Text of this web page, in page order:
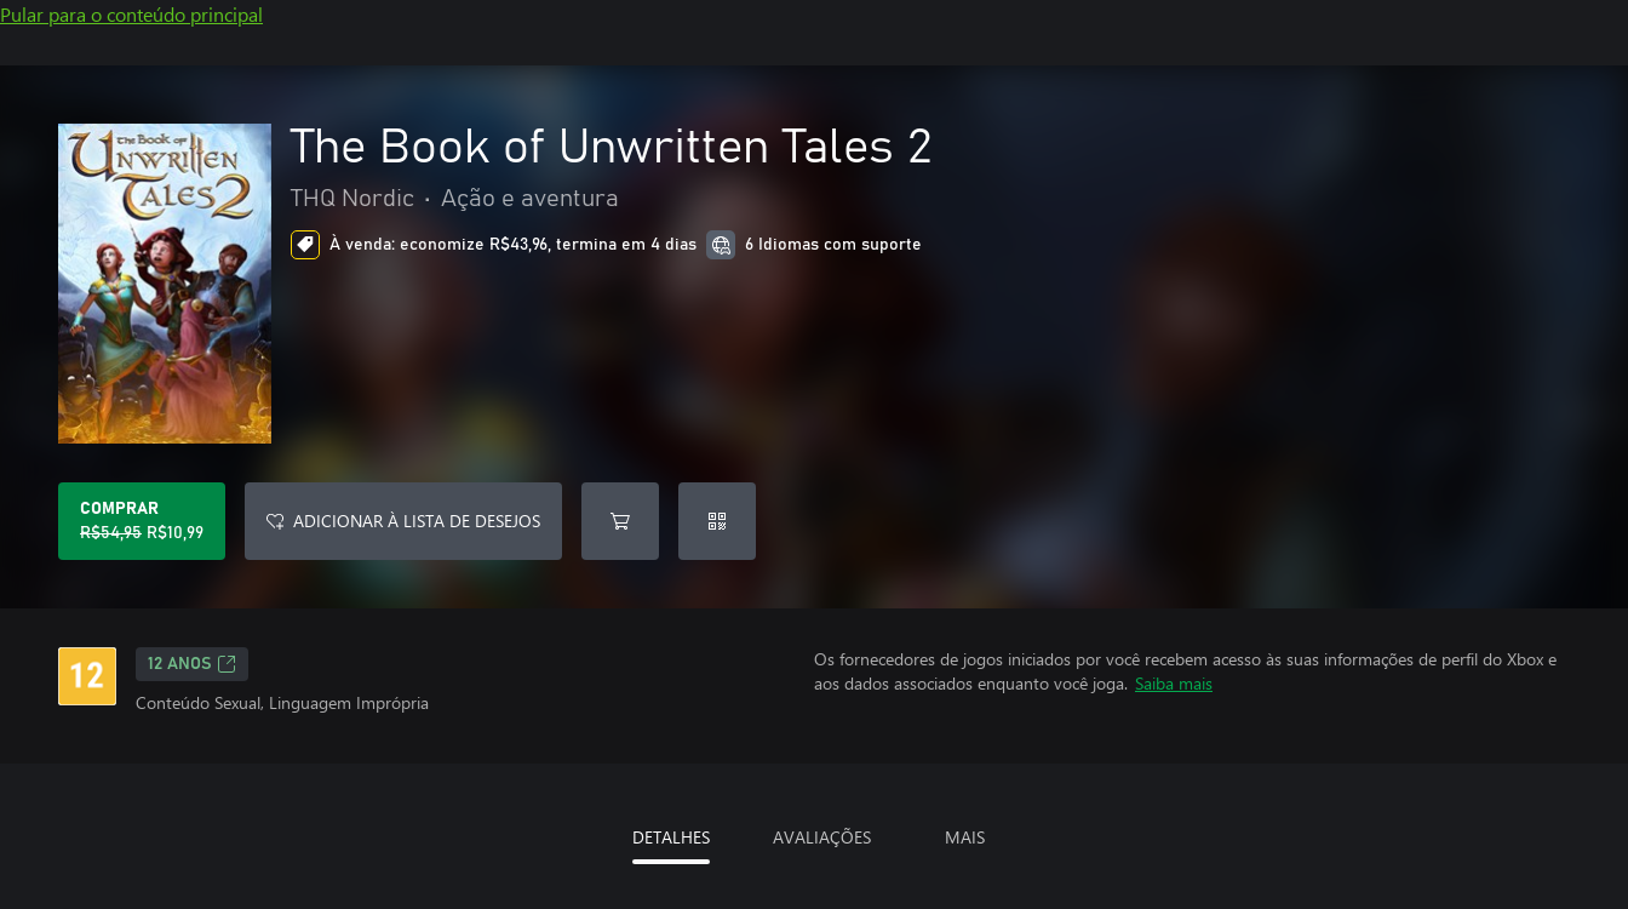
Pular para o conteúdo principal
The Book of Unwritten Tales 2
THQ Nordic • Ação e aventura
À venda: economize R$43,96, termina em 4 dias 6 Idiomas com suporte
COMPRAR
R$54,95 R$10,99
ADICIONAR À LISTA DE DESEJOS
12 ANOS
Conteúdo Sexual, Linguagem Imprópria
Os fornecedores de jogos iniciados por você recebem acesso às suas informações de perfil do Xbox e
aos dados associados enquanto você joga. Saiba mais
DETALHES AVALIAÇÕES MAIS